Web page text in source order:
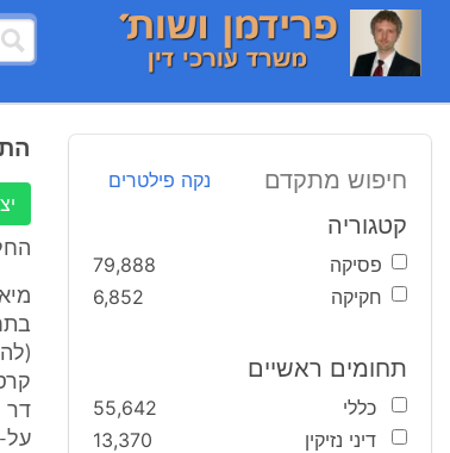
חיפוש מתקדם נקה פילטרים
קטגוריה
פסיקה
79,888
חקיקה
6,852
תחומים ראשיים
כללי
55,642
דיני נזיקין
13,370
דר